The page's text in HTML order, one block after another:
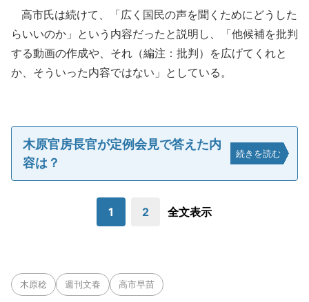
高市氏は続けて、「広く国民の声を聞くためにどうした
らいいのか」という内容だったと説明し、「他候補を批判
する動画の作成や、それ（編注：批判）を広げてくれと
か、そういった内容ではない」としている。
木原官房長官が定例会見で答えた内
容は？
続きを読む
1 2 全文表示
木原稔 週刊文春 高市早苗